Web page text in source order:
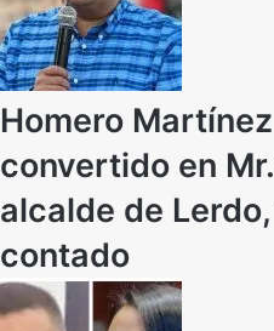
Homero
convertido en
alcalde de
contado